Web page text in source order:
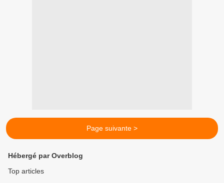
Page suivante >
Hébergé par Overblog
Top articles